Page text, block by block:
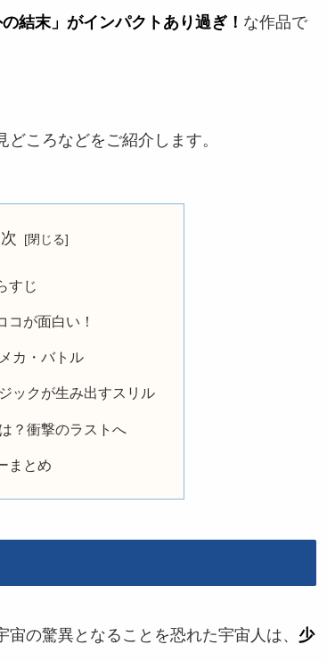
の結末」がインパクトあり過ぎ！ な作品で
ころなどをご紹介します。
すじ
コが面白い！
カ・バトル
ックが生み出すスリル
？衝撃のラストへ
まとめ
の驚異となることを恐れた宇宙人は、 少